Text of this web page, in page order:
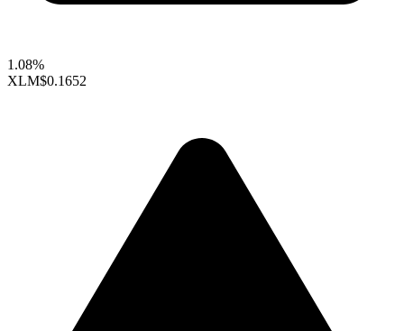
1.08%
XLM$0.1652